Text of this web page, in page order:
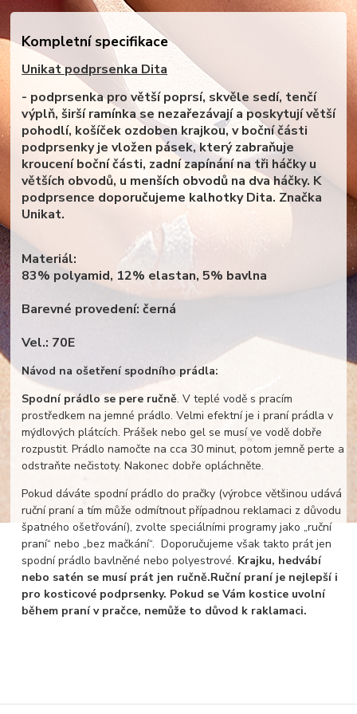
Kompletní specifikace
Unikat podprsenka Dita
- podprsenka pro větší poprsí, skvěle sedí, tenčí
výplň, širší ramínka se nezařezávají a poskytují větší
pohodlí, košíček ozdoben krajkou, v boční části
podprsenky je vložen pásek, který zabraňuje
kroucení boční části, zadní zapínání na tři háčky u
větších obvodů, u menších obvodů na dva háčky. K
podprsence doporučujeme kalhotky Dita. Značka
Unikat.
Materiál:
83% polyamid, 12% elastan, 5% bavlna
Barevné provedení: černá
Vel.: 70E
Návod na ošetření spodního prádla:
Spodní prádlo se pere ručně. V teplé vodě s pracím
prostředkem na jemné prádlo. Velmi efektní je i praní prádla v
mýdlových plátcích. Prášek nebo gel se musí ve vodě dobře
rozpustit. Prádlo namočte na cca 30 minut, potom jemně perte a
odstraňte nečistoty. Nakonec dobře opláchněte.
Pokud dáváte spodní prádlo do pračky (výrobce většinou udává
ruční praní a tím může odmítnout případnou reklamaci z důvodu
špatného ošetřování), zvolte speciálními programy jako „ruční
praní“ nebo „bez mačkání“. Doporučujeme však takto prát jen
spodní prádlo bavlněné nebo polyestrové. Krajku, hedvábí
nebo satén se musí prát jen ručně.Ruční praní je nejlepší i
pro kosticové podprsenky. Pokud se Vám kostice uvolní
během praní v pračce, nemůže to důvod k raklamaci.